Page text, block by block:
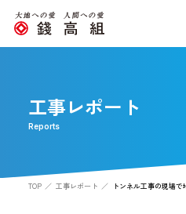
工事レポート
Reports
TOP 工事レポート トンネル工事の現場